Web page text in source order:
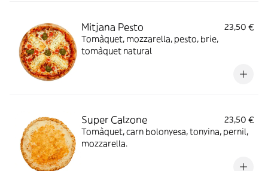
Mitjana Pesto
23,50 €
Tomàquet, mozzarella, pesto, brie,
tomàquet natural
Super Calzone
23,50 €
Tomàquet, carn bolonyesa, tonyina, pernil,
mozzarella.